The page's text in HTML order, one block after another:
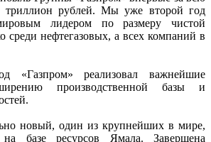
триллион рублей. Мы уже второй год
лидером по размеру чистой
среди нефтегазовых, а всех компаний в
«Газпром» реализовал важнейшие
производственной базы и
новый, один из крупнейших в мире,
базе ресурсов Ямала. Завершена